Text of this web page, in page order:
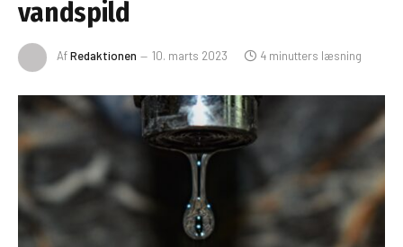
vandspild
AfRedaktionen 10. marts 2023 4 minutters læsning